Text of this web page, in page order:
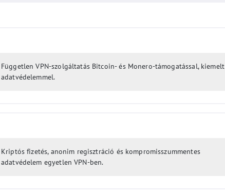
Független VPN-szolgáltatás Bitcoin- és Monero-támogatással, kiemelt
adatvédelemmel.
Kriptós fizetés, anonim regisztráció és kompromisszummentes
adatvédelem egyetlen VPN-ben.